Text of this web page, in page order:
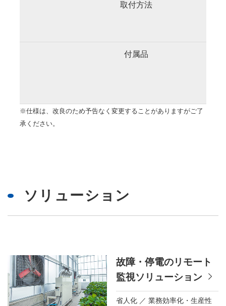
取付方法
付属品
※仕様は、改良のため予告なく変更することがありますがご了
承ください。
ソリューション
故障・停電のリモート
監視ソリューション
省人化
業務効率化・生産性